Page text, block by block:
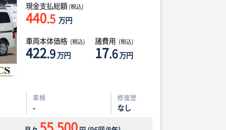
現金支払総額 (税込)
440.5 万円
車両本体価格 (税込)
422.9万円
諸費用 (税込)
17.6万円
車検
-
修復歴
なし